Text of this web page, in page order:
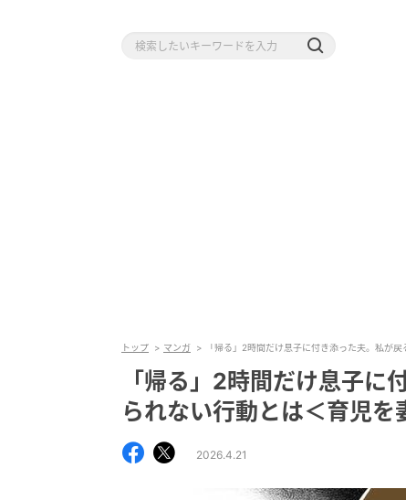
トップ マンガ 「帰る」2時間だけ息子に付き添った夫。私が
「帰る」2時間だけ息子
られない行動とは＜育児を
2026.4.21